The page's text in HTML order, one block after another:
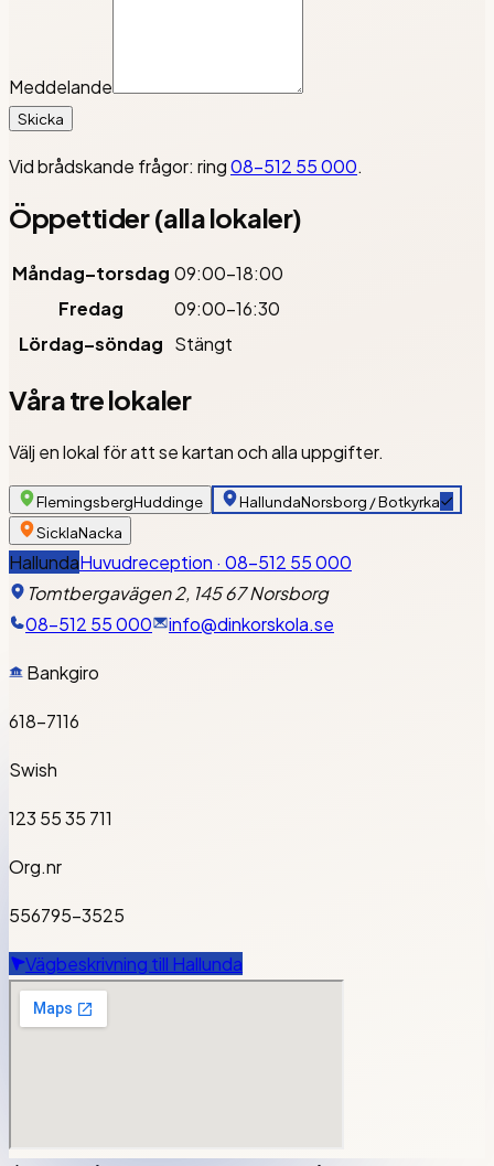
Meddelande
Skicka
Vid brådskande frågor: ring08-512 55 000.
Öppettider (alla lokaler)
Måndag–torsdag 09:00–18:00
Fredag
09:00–16:30
Lördag–söndag Stängt
Våra tre lokaler
Välj en lokal för att se kartan och alla uppgifter.
FlemingsbergHuddinge HallundaNorsborg / Botkyrka
SicklaNacka
HallundaHuvudreception · 08-512 55 000
Tomtbergavägen 2, 145 67 Norsborg
08-512 55 000
info@dinkorskola.se
Bankgiro
618-7116
Swish
123 55 35 711
Org.nr
556795-3525
Vägbeskrivning till Hallunda